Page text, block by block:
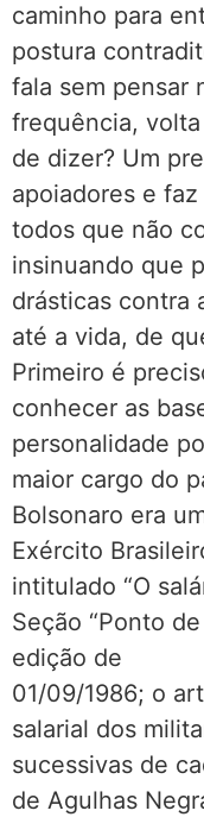
caminho para
postura
fala sem pensar
frequência,
de dizer? Um
apoiadores e
todos que não
insinuando que
drásticas contra
até a vida, de
Primeiro é
conhecer as
personalidade
maior cargo do
Bolsonaro era
Exército
intitulado “O
Seção “Ponto
edição de
01/09/1986; o
salarial dos
sucessivas de
de Agulhas